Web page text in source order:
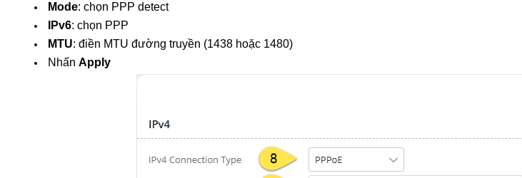
Mode: chọn PPP detect
IPv6: chọn PPP
MTU: điền MTU đường truyền (1438 hoặc 1480)
Nhấn Apply